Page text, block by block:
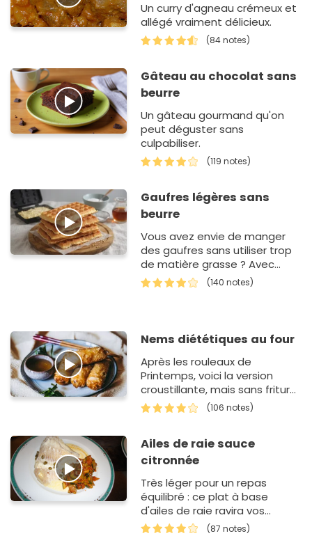
Un curry d'agneau crémeux et
allégé vraiment délicieux.
(84 notes)
Gâteau au chocolat sans
beurre
Un gâteau gourmand qu'on
peut déguster sans
culpabiliser.
(119 notes)
Gaufres légères sans
beurre
Vous avez envie de manger
des gaufres sans utiliser trop
de matière grasse ? Avec
cette recette, vous allez
pouvoir vous passer de
(140 notes)
Nems diététiques au four
Après les rouleaux de
Printemps, voici la version
croustillante, mais sans friture.
Et oui les Nems peuvent être
réalisés au four et sont…
(106 notes)
Ailes de raie sauce
citronnée
Très léger pour un repas
équilibré : ce plat à base
d'ailes de raie ravira vos
papilles !
(87 notes)